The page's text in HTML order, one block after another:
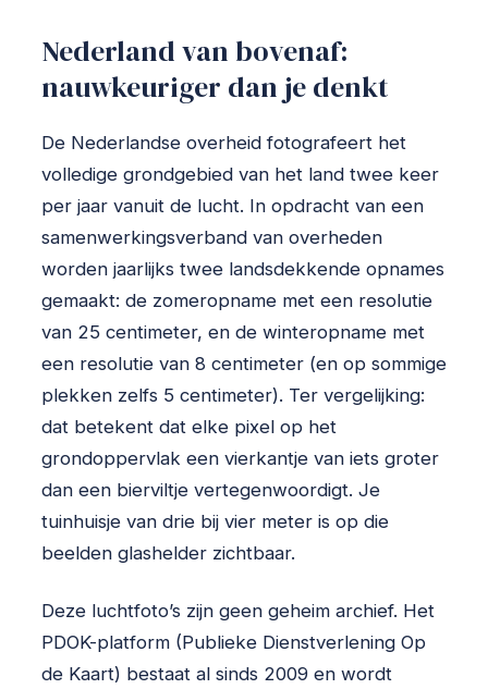
Nederland van bovenaf:
nauwkeuriger dan je denkt
De Nederlandse overheid fotografeert het
volledige grondgebied van het land twee keer
per jaar vanuit de lucht. In opdracht van een
samenwerkingsverband van overheden
worden jaarlijks twee landsdekkende opnames
gemaakt: de zomeropname met een resolutie
van 25 centimeter, en de winteropname met
een resolutie van 8 centimeter (en op sommige
plekken zelfs 5 centimeter). Ter vergelijking:
dat betekent dat elke pixel op het
grondoppervlak een vierkantje van iets groter
dan een bierviltje vertegenwoordigt. Je
tuinhuisje van drie bij vier meter is op die
beelden glashelder zichtbaar.
Deze luchtfoto’s zijn geen geheim archief. Het
PDOK-platform (Publieke Dienstverlening Op
de Kaart) bestaat al sinds 2009 en wordt